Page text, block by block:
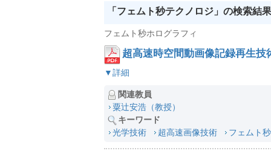
「フェムト秒テクノロジ」の検索結果
フェムト秒ホログラフィ
超高速時空間動画像記録再生技
▼詳細
関連教員
粟辻安浩（教授）
キーワード
光学技術
超高速画像技術 フェムト